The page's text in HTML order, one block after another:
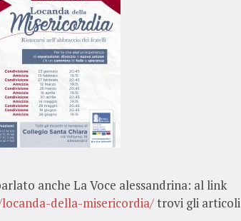
anche La Voce alessandrina: al link
della-misericordia/trovi gli articoli